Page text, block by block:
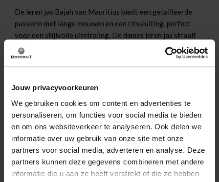
Jouw privacyvoorkeuren
We gebruiken cookies om content en advertenties te
personaliseren, om functies voor social media te bieden
en om ons websiteverkeer te analyseren. Ook delen we
informatie over uw gebruik van onze site met onze
partners voor social media, adverteren en analyse. Deze
partners kunnen deze gegevens combineren met andere
informatie die u aan ze heeft verstrekt of die ze hebben
Eigenschappen
Artikelnummer
257636-GR
Leveranciersnummer
1101-0888
Categorie
Leren jassen
Kleur
Groen
Kwaliteit
Leer
De leren jas Bajah van Mauritius biedt een getailleerde
pasvorm met lange mouwen en een ritssluiting, perfect
voor een stijlvolle uitstraling. De dames leren jas straalt
verfijning uit, geschikt voor diverse gelegenheden.
Combineer met een vest voor extra warmte en stijl.
Altijd gratis bezorging
Bezorging is altijd gratis, binnen 1-3 werkdagen
thuisgeleverd met DHL.
Retourneren
Binnen 30 dagen eenvoudig retourneren via DHL voor